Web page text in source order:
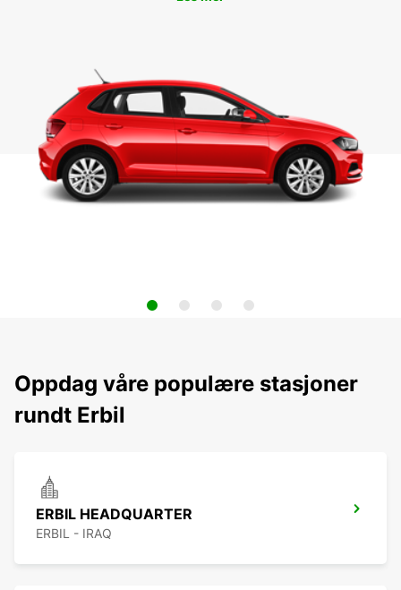
Oppdag våre populære stasjoner
rundt Erbil
ERBIL HEADQUARTER
ERBIL - IRAQ